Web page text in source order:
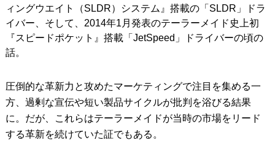
ィングウエイト（SLDR）システム』搭載の「SLDR」ドラ
イバー、そして、2014年1月発表のテーラーメイド史上初
『スピードポケット』搭載「JetSpeed」ドライバーの頃の
話。
圧倒的な革新力と攻めたマーケティングで注目を集める一
方、過剰な宣伝や短い製品サイクルが批判を浴びる結果
に。だが、これらはテーラーメイドが当時の市場をリード
する革新を続けていた証でもある。